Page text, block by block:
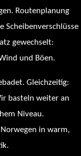
Routenplanung
Scheibenverschlüsse
gewechselt:
und Böen.
Gleichzeitig:
basteln weiter an
Niveau.
in warm,